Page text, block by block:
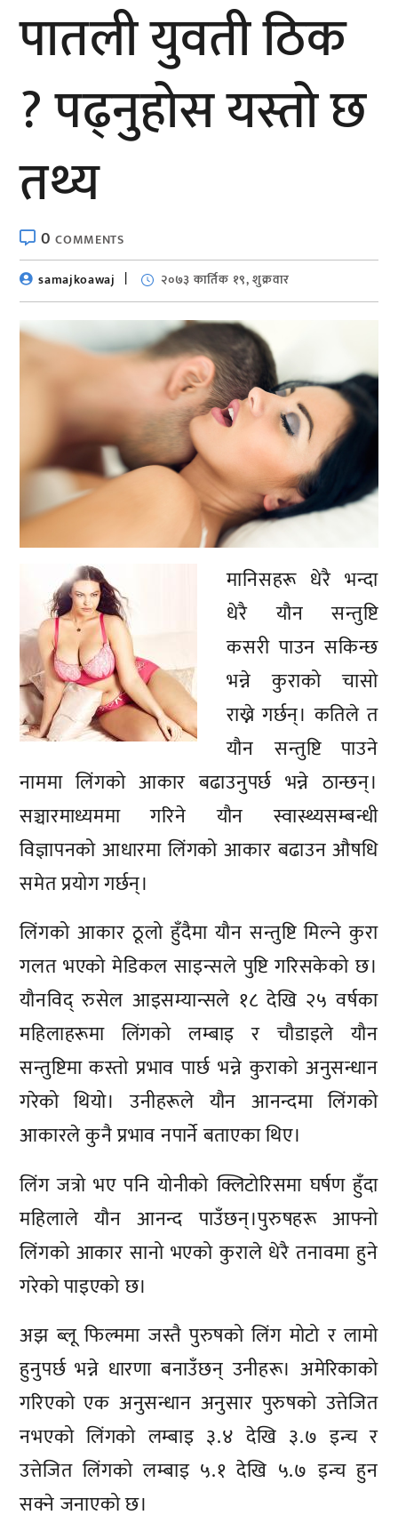
पातली युवती ठिक
? पढ्नुहोस यस्तो छ
तथ्य
0COMMENTS
samajkoawaj
२०७३ कार्तिक १९, शुक्रवार
मानिसहरू धेरै भन्दा
धेरै यौन सन्तुष्टि
कसरी पाउन सकिन्छ
भन्ने कुराको चासो
राख्ने गर्छन्। कतिले त
यौन सन्तुष्टि पाउने
नाममा लिंगको आकार बढाउनुपर्छ भन्ने ठान्छन्।
सञ्चारमाध्यममा गरिने यौन स्वास्थ्यसम्बन्धी
विज्ञापनको आधारमा लिंगको आकार बढाउन औषधि
समेत प्रयोग गर्छन्।
लिंगको आकार ठूलो हुँदैमा यौन सन्तुष्टि मिल्ने कुरा
गलत भएको मेडिकल साइन्सले पुष्टि गरिसकेको छ।
यौनविद् रुसेल आइसम्यान्सले १८ देखि २५ वर्षका
महिलाहरूमा लिंगको लम्बाइ र चौडाइले यौन
सन्तुष्टिमा कस्तो प्रभाव पार्छ भन्ने कुराको अनुसन्धान
गरेको थियो। उनीहरूले यौन आनन्दमा लिंगको
आकारले कुनै प्रभाव नपार्ने बताएका थिए।
लिंग जत्रो भए पनि योनीको क्लिटोरिसमा घर्षण हुँदा
महिलाले यौन आनन्द पाउँछन्।पुरुषहरू आफ्नो
लिंगको आकार सानो भएको कुराले धेरै तनावमा हुने
गरेको पाइएको छ।
अझ ब्लू फिल्ममा जस्तै पुरुषको लिंग मोटो र लामो
हुनुपर्छ भन्ने धारणा बनाउँछन् उनीहरू। अमेरिकाको
गरिएको एक अनुसन्धान अनुसार पुरुषको उत्तेजित
नभएको लिंगको लम्बाइ ३.४ देखि ३.७ इन्च र
उत्तेजित लिंगको लम्बाइ ५.१ देखि ५.७ इन्च हुन
सक्ने जनाएको छ।